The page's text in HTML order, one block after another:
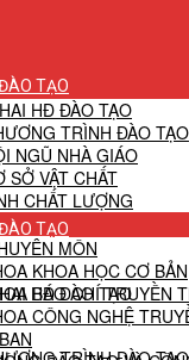
TẠO
HĐ ĐÀO TẠO
TẠO
HĐ ĐÀO TẠO
TRÌNH ĐÀO TẠO
NGŨ NHÀ GIÁO
SỞ VẬT CHẤT
CHẤT LƯỢNG
MÔN
KHOA HỌC CƠ BẢN
BÁO CHÍ TRUYỀN
CÔNG NGHỆ